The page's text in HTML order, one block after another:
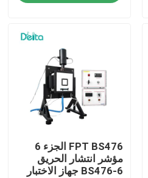
FPT BS476 الجزء 6
مؤشر انتشار الحريق
BS476-6 جهاز الاختبار